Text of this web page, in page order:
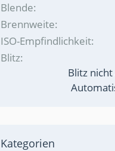
Blende
Brennweite
ISO-Empfindlichkeit
Blitz
Blitz
Kategorien